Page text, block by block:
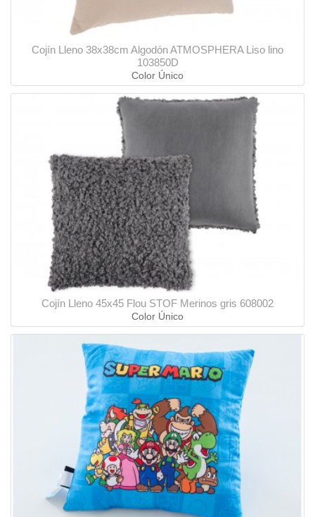
Cojín Lleno 38x38cm Algodón ATMOSPHERA Liso lino
103850D
Color Único
Cojín Lleno 45x45 Flou STOF Merinos gris 608002
Color Único